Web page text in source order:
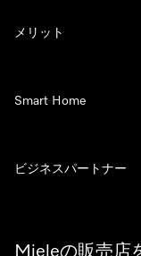
Mieleの販売店
メリット
Smart Home
ビジネスパートナー